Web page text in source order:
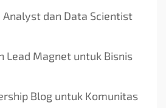
Analyst dan Data Scientist
Lead Magnet untuk Bisnis
Blog untuk Komunitas